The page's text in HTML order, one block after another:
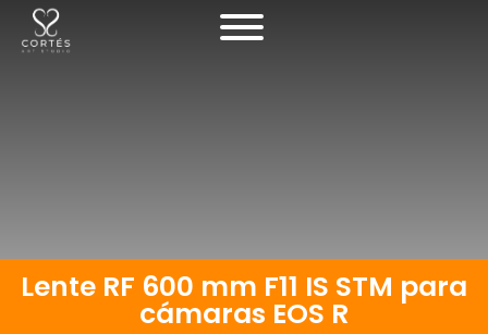
Lente RF 600 mm F11 IS STM para
cámaras EOS R